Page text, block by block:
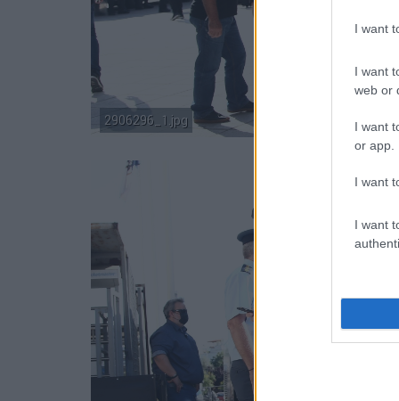
I want
I want
web or
I want
or app.
I want
I want
2906296_1.jpg